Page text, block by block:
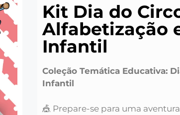
Kit Dia do
Alfabetização
Infantil
Coleção Temática Educativa:
Infantil
🎪 Prepare-se para uma